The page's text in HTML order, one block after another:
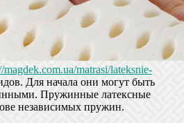
magdek.com.ua/matrasi/lateksnie-
Для начала они могут быть
Пружинные латексные
независимых пружин.